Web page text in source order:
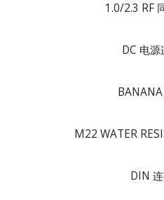
1.0/2.3 RF
DC 电源
M22 WATER
DIN